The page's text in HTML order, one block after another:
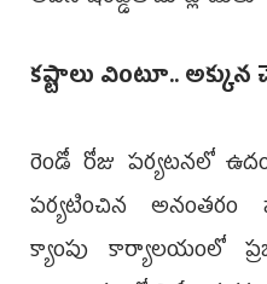
కష్టాలు వింటూ.. అక్కున
రెండో రోజు పర్యటనలో
పర్యటించిన అనంతరం
క్యాంపు కార్యాలయంలో